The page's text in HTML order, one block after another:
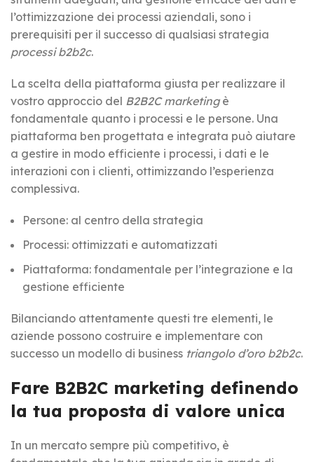
l’ottimizzazione dei processi aziendali, sono i
prerequisiti per il successo di qualsiasi strategia
processi b2b2c.
La scelta della piattaforma giusta per realizzare il
vostro approccio del B2B2C marketingè
fondamentale quanto i processi e le persone. Una
piattaforma ben progettata e integrata può aiutare
a gestire in modo efficiente i processi, i dati e le
interazioni con i clienti, ottimizzando l’esperienza
complessiva.
Persone: al centro della strategia
Processi: ottimizzati e automatizzati
Piattaforma: fondamentale per l’integrazione e la
gestione efficiente
Bilanciando attentamente questi tre elementi, le
aziende possono costruire e implementare con
successo un modello di business triangolo d’oro b2b2c.
Fare B2B2C marketing definendo
la tua proposta di valore unica
In un mercato sempre più competitivo, è